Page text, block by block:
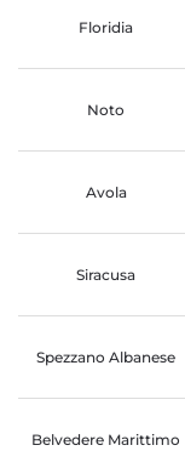
Floridia
Noto
Avola
Siracusa
Spezzano Albanese
Belvedere Marittimo